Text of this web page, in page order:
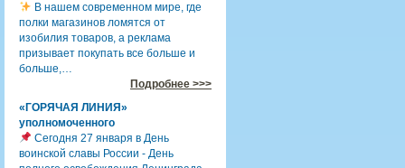
В нашем современном мире, где
полки магазинов ломятся от
изобилия товаров, а реклама
призывает покупать все больше и
больше,…
Подробнее >>>
«ГОРЯЧАЯ ЛИНИЯ»
уполномоченного
Сегодня 27 января в День
воинской славы России - День